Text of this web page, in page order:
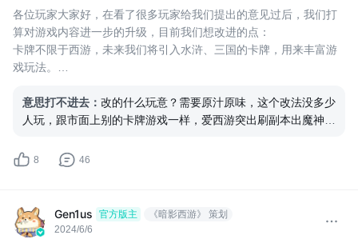
各位玩家大家好，在看了很多玩家给我们提出的意见过后，我们打
算对游戏内容进一步的升级，目前我们想改进的点：
卡牌不限于西游，未来我们将引入水浒、三国的卡牌，用来丰富游
戏玩法。
点。
对于魔神的改进，我们想在每天下午6点随机发出一只魔神，这只魔
我们想增加卡池抽奖模式，每月更新新卡牌供玩家抽取（类似原神
意思打不进去 ： 改的什么玩意？需要原汁原味，这个改法没多少
人玩，跟市面上别的卡牌游戏一样，爱西游突出刷副本出魔神机
8 46
Gen1us 官方版主 《暗影西游》 策划
2024/6/6